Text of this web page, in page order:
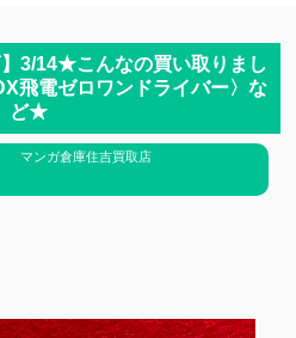
】3/14★こんなの買い取りまし
飛電ゼロワンドライバー〉な
ど★
マンガ倉庫住吉買取店